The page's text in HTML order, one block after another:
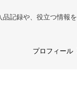
記録や、役立つ情報を
プロフィール